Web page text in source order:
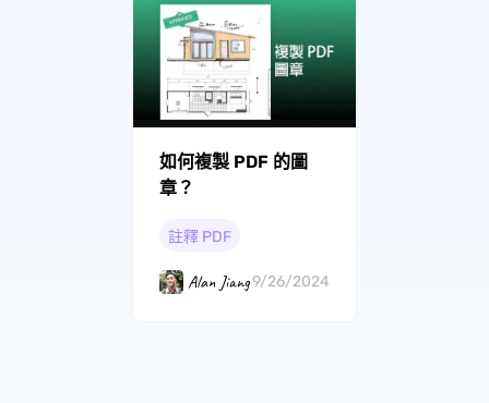
如何複製 PDF 的圖
章？
註釋 PDF
Alan Jiang9/26/2024